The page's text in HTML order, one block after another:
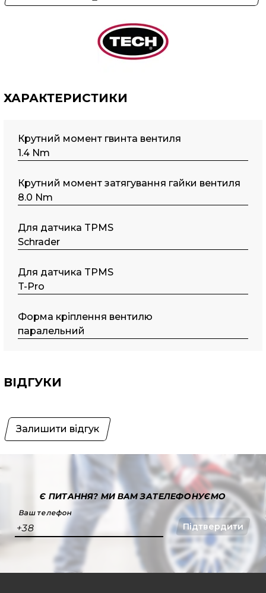
ХАРАКТЕРИСТИКИ
Крутний момент гвинта вентиля
1.4 Nm
Крутний момент затягування гайки вентиля
8.0 Nm
Для датчика TPMS
Schrader
Для датчика TPMS
T-Pro
Форма кріплення вентилю
паралельний
ВІДГУКИ
Залишити відгук
Є ПИТАННЯ?МИ ВАМ ЗАТЕЛЕФОНУЄМО
Ваш телефон
+38 Підтвердити